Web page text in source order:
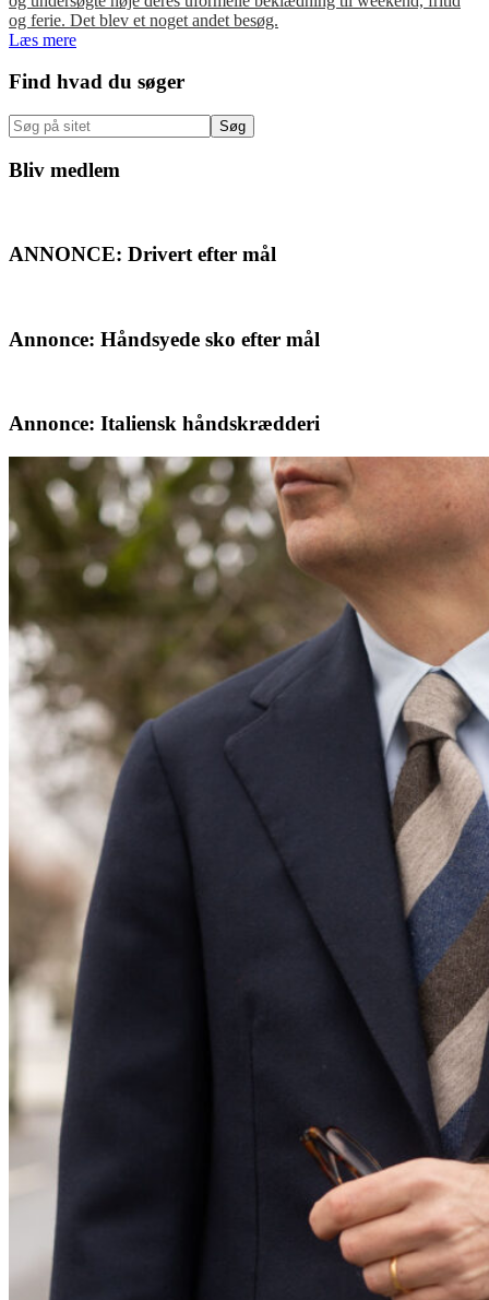
og ferie. Det blev et noget andet besøg.
Læs mere
Primær
Sidebar
Find hvad du søger
Søg
på
sitet
Bliv medlem
ANNONCE: Drivert efter mål
Annonce: Håndsyede sko efter mål
Annonce: Italiensk håndskrædderi